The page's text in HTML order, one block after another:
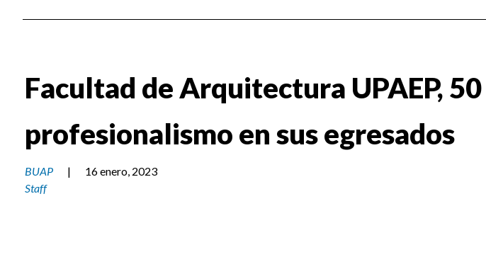
Facultad de Arquitectura UPAEP,
profesionalismo en sus egresados
BUAP |
16 enero, 2023
Staff